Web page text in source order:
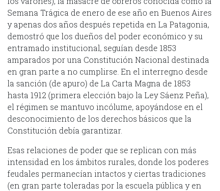
Semana Trágica de enero de ese año en Buenos Aires
y apenas dos años después repetida en La Patagonia,
demostró que los dueños del poder económico y su
entramado institucional, seguían desde 1853
amparados por una Constitución Nacional destinada
en gran parte a no cumplirse. En el interregno desde
la sanción (de apuro) de La Carta Magna de 1853
hasta 1912 (primera elección bajo la Ley Sáenz Peña),
el régimen se mantuvo incólume, apoyándose en el
desconocimiento de los derechos básicos que la
Constitución debía garantizar.
Esas relaciones de poder que se replican con más
intensidad en los ámbitos rurales, donde los poderes
feudales permanecían intactos y ciertas tradiciones
(en gran parte toleradas por la escuela pública y en